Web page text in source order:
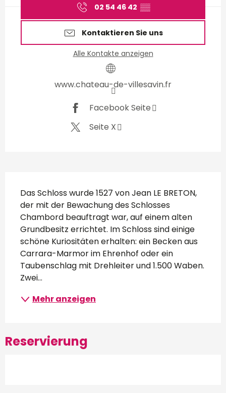
02 54 46 42 ▒▒
Kontaktieren Sie uns
Alle Kontakte anzeigen
www.chateau-de-villesavin.fr
Facebook Seite
Seite X
Beschreibung
Das Schloss wurde 1527 von Jean LE BRETON,
der mit der Bewachung des Schlosses
Chambord beauftragt war, auf einem alten
Grundbesitz errichtet. Im Schloss sind einige
schöne Kuriositäten erhalten: ein Becken aus
Carrara-Marmor im Ehrenhof oder ein
Taubenschlag mit Drehleiter und 1.500 Waben.
Zwei...
Mehr anzeigen
Reservierung